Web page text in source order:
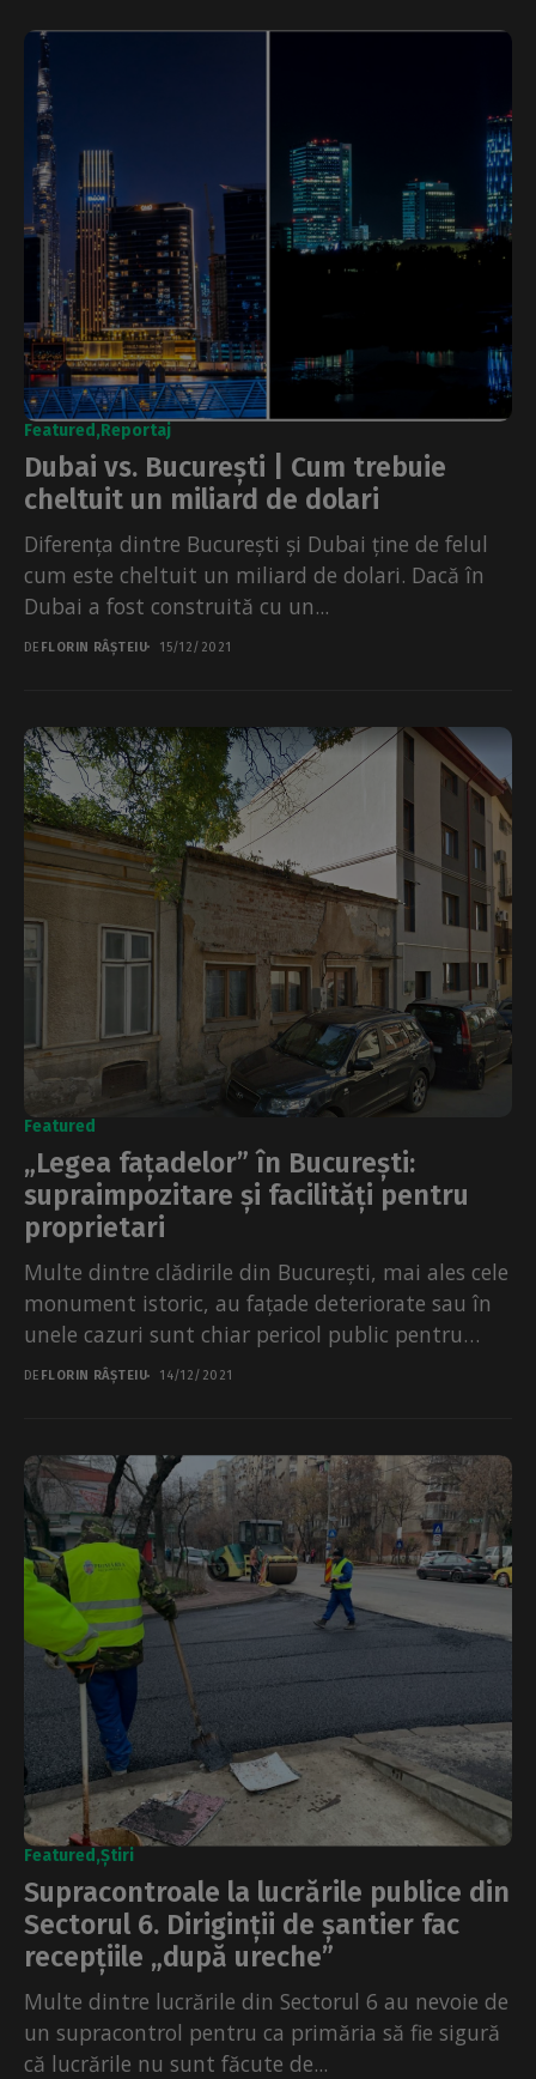
Featured Reportaj
Dubai vs. București | Cum trebuie
cheltuit un miliard de dolari
Diferența dintre București și Dubai ține de felul
cum este cheltuit un miliard de dolari. Dacă în
Dubai a fost construită cu un...
DE FLORIN RÂȘTEIU 15/12/2021
Featured
„Legea fațadelor” în București:
supraimpozitare și facilități pentru
proprietari
Multe dintre clădirile din București, mai ales cele
monument istoric, au fațade deteriorate sau în
unele cazuri sunt chiar pericol public pentru
cetățenii...
DE FLORIN RÂȘTEIU 14/12/2021
Featured Știri
Supracontroale la lucrările publice din
Sectorul 6. Diriginții de șantier fac
recepțiile „după ureche”
Multe dintre lucrările din Sectorul 6 au nevoie de
un supracontrol pentru ca primăria să fie sigură
că lucrările nu sunt făcute de...